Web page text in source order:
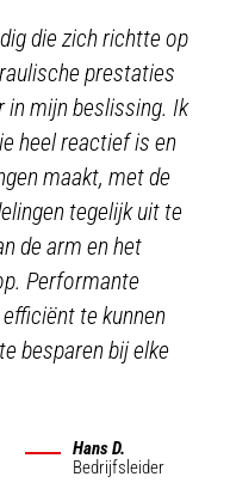
die zich richtte op
prestaties
in mijn beslissing. Ik
heel reactief is en
maakt, met de
tegelijk uit te
de arm en het
Performante
te kunnen
besparen bij elke
Hans D.
Bedrijfsleider